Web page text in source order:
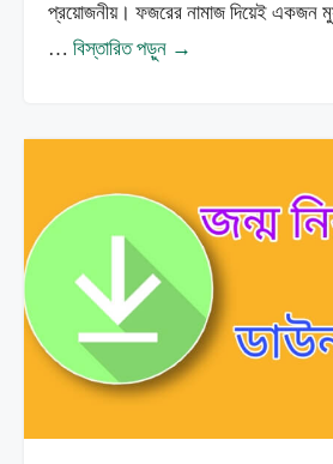
প্রয়োজনীয়। ফজরের নামাজ দিয়েই একজন
… বিস্তারিত পড়ুন →